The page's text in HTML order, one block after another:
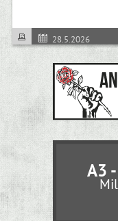
28.5.2026
Comandante
A3